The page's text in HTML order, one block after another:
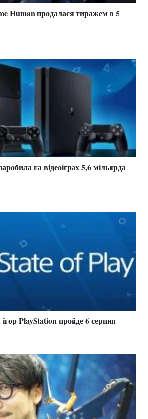
Human продалася тиражем в 5
на відеоіграх 5,6 мільярда
PlayStation пройде 6 серпня